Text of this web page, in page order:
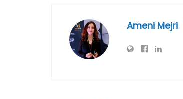
Ameni Mejri